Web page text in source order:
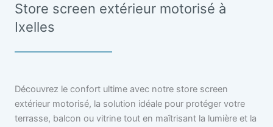
Store screen extérieur motorisé à
Ixelles
Découvrez le confort ultime avec notre store screen
extérieur motorisé, la solution idéale pour protéger votre
terrasse, balcon ou vitrine tout en maîtrisant la lumière et la